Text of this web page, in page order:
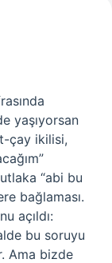
yaşıyorsan
çay ikilisi,
“abi bu
bağlaması.
açıldı:
bu soruyu
Ama bizde